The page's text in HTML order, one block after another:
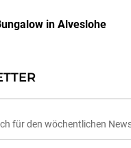
in Alveslohe
für den wöchentlichen